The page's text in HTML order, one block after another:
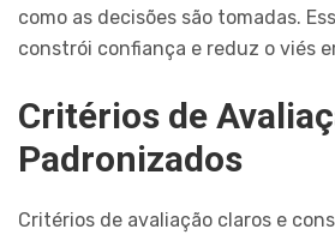
como as decisões são tomadas.
constrói confiança e reduz o viés
Critérios de
Padronizados
Critérios de avaliação claros e